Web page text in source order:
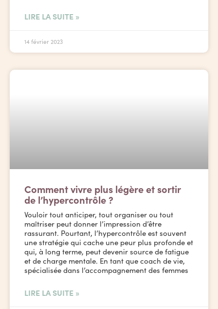
LIRE LA SUITE »
14 février 2023
Comment vivre plus légère et sortir
de l’hypercontrôle ?
Vouloir tout anticiper, tout organiser ou tout
maîtriser peut donner l’impression d’être
rassurant. Pourtant, l’hypercontrôle est souvent
une stratégie qui cache une peur plus profonde et
qui, à long terme, peut devenir source de fatigue
et de charge mentale. En tant que coach de vie,
spécialisée dans l’accompagnement des femmes
LIRE LA SUITE »